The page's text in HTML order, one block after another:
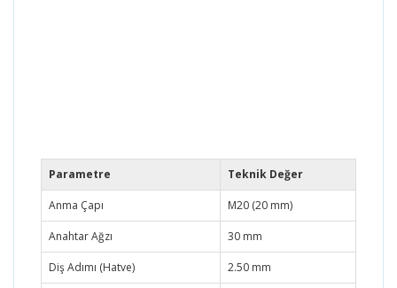
Parametre Teknik Değer
Anma Çapı M20 (20 mm)
Anahtar Ağzı 30 mm
Diş Adımı (Hatve) 2.50 mm